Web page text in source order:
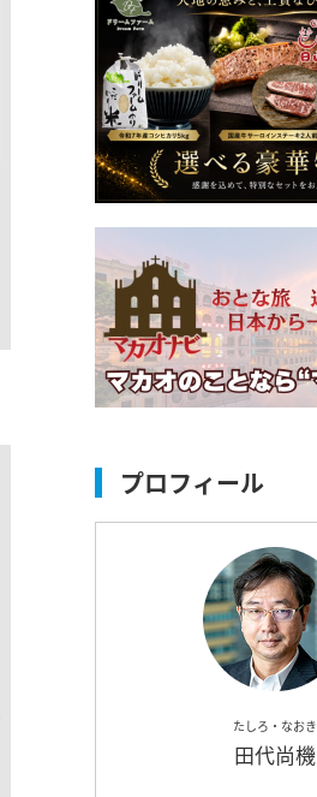
プロフィール
たしろ・なおき
田代尚機